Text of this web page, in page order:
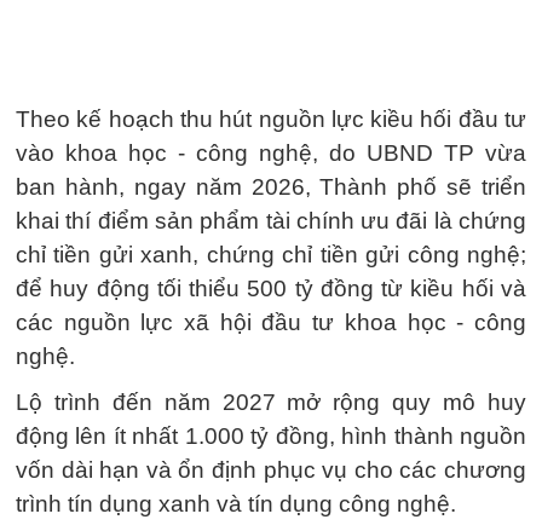
Theo kế hoạch thu hút nguồn lực kiều hối đầu tư
vào khoa học - công nghệ, do UBND TP vừa
ban hành, ngay năm 2026, Thành phố sẽ triển
khai thí điểm sản phẩm tài chính ưu đãi là chứng
chỉ tiền gửi xanh, chứng chỉ tiền gửi công nghệ;
để huy động tối thiểu 500 tỷ đồng từ kiều hối và
các nguồn lực xã hội đầu tư khoa học - công
nghệ.
Lộ trình đến năm 2027 mở rộng quy mô huy
động lên ít nhất 1.000 tỷ đồng, hình thành nguồn
vốn dài hạn và ổn định phục vụ cho các chương
trình tín dụng xanh và tín dụng công nghệ.